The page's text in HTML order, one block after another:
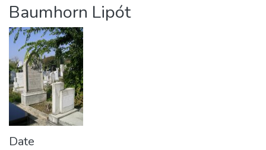
About us
Baumhorn Lipót
Date